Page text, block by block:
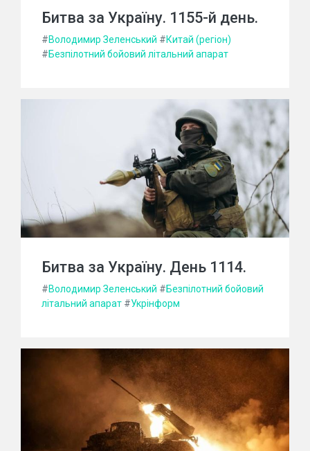
Битва за Україну. 1155-й день.
#Володимир Зеленський #Китай (регіон)
#Безпілотний бойовий літальний апарат
Битва за Україну. День 1114.
#Володимир Зеленський #Безпілотний бойовий
літальний апарат #Укрінформ